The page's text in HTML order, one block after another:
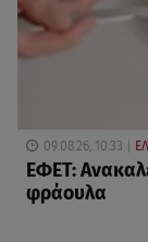
09.08.26, 10:33
ΕΦΕΤ:
φράουλα